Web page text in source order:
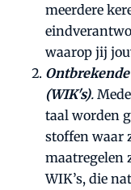
meerdere
waarop jij
(WIK's).
taal worden
stoffen waar
maatregelen
WIK’s, die